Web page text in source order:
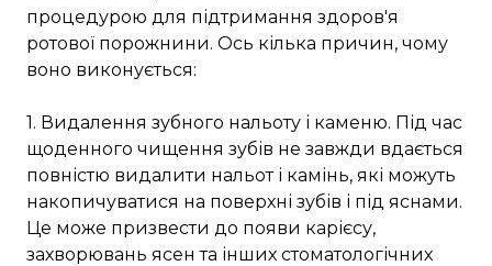
процедурою для підтримання здоров'я
ротової порожнини. Ось кілька причин, чому
воно виконується:
1. Видалення зубного нальоту і каменю. Під час
щоденного чищення зубів не завжди вдається
повністю видалити нальот і камінь, які можуть
накопичуватися на поверхні зубів і під яснами.
Це може призвести до появи карієсу,
захворювань ясен та інших стоматологічних